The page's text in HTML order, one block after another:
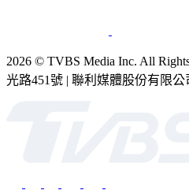
2026 © TVBS Media Inc. All
光路451號 | 聯利媒體股份有限公